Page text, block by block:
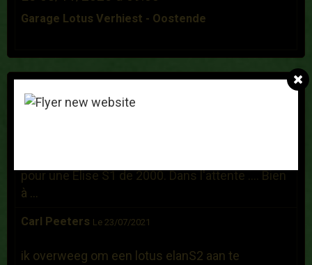
Garage Lotus Verhiest - Oostende
pour une Elise S1 de 2000. Dans l'attente .... Bien
à ...
Carl Peeters Le 23/07/2021
ik overweeg om een lotus elanS2 aan te